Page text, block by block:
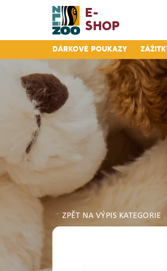
E-
Shop
Dárkové poukazy
ZPĚT NA VÝPIS KATEGORIE